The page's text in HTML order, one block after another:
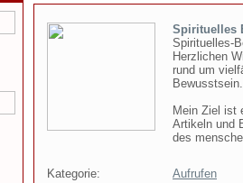
Spirituelles
Spirituelles-
Herzlichen
rund um
Bewusstsein.
Mein Ziel ist
Artikeln und
des
Kategorie:
Aufrufen